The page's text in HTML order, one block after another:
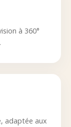
à 360°
adaptée aux